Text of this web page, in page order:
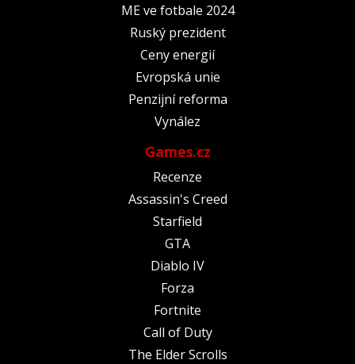
ME ve fotbale 2024
Ruský prezident
Ceny energií
Evropská unie
Penzijní reforma
Vynález
Games.cz
Recenze
Assassin's Creed
Starfield
GTA
Diablo IV
Forza
Fortnite
Call of Duty
The Elder Scrolls